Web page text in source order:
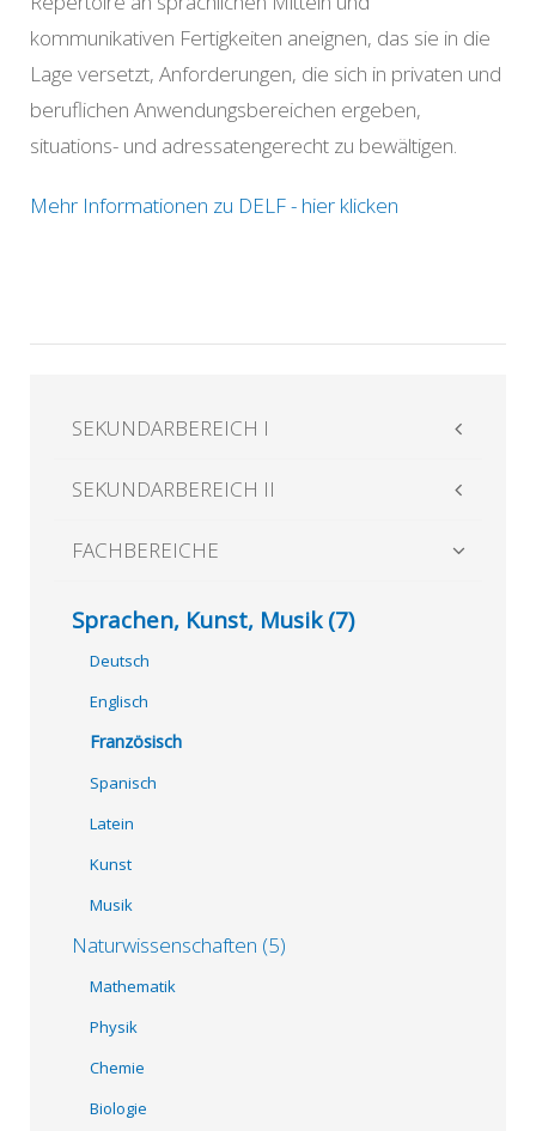
kommunikativen Fertigkeiten aneignen, das sie in die
Lage versetzt, Anforderungen, die sich in privaten und
beruflichen Anwendungsbereichen ergeben,
situations- und adressatengerecht zu bewältigen.
Mehr Informationen zu DELF - hier klicken
SEKUNDARBEREICH I
SEKUNDARBEREICH II
FACHBEREICHE
Sprachen, Kunst, Musik (7)
Deutsch
Englisch
Französisch
Spanisch
Latein
Kunst
Musik
Naturwissenschaften (5)
Mathematik
Physik
Chemie
Biologie